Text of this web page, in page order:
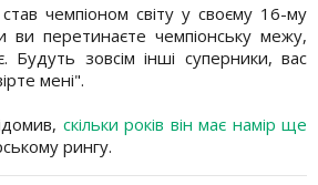
чемпіоном світу у своєму 16-му
ви перетинаєте чемпіонську межу,
Будуть зовсім інші суперники, вас
мені".
скільки років він має намір ще
рингу.